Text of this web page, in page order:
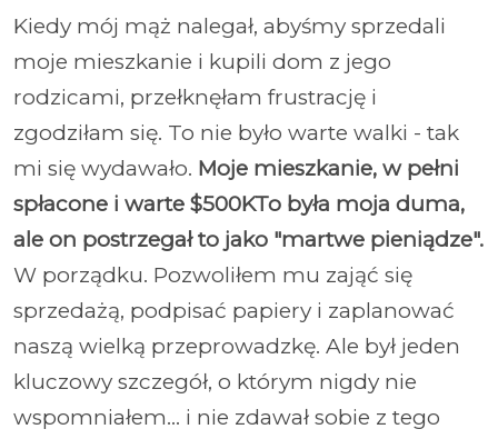
Kiedy mój mąż nalegał, abyśmy sprzedali
moje mieszkanie i kupili dom z jego
rodzicami, przełknęłam frustrację i
zgodziłam się. To nie było warte walki - tak
mi się wydawało. Moje mieszkanie, w pełni
spłacone i warte $500KTo była moja duma,
ale on postrzegał to jako "martwe pieniądze".
W porządku. Pozwoliłem mu zająć się
sprzedażą, podpisać papiery i zaplanować
naszą wielką przeprowadzkę. Ale był jeden
kluczowy szczegół, o którym nigdy nie
wspomniałem... i nie zdawał sobie z tego